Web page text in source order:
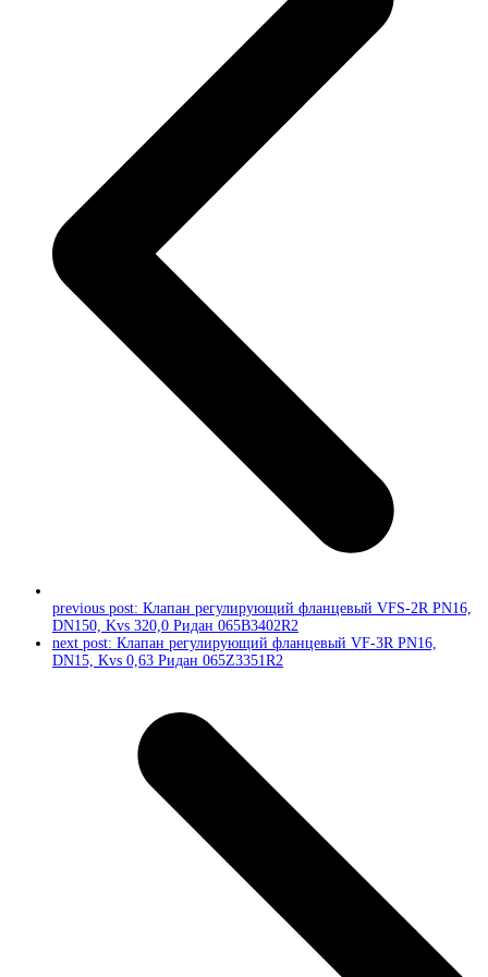
previous post: Клапан регулирующий фланцевый VFS-2R PN16,
DN150, Kvs 320,0 Ридан 065B3402R2
next post: Клапан регулирующий фланцевый VF-3R PN16,
DN15, Kvs 0,63 Ридан 065Z3351R2